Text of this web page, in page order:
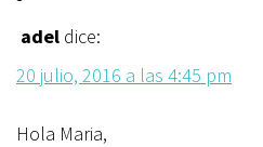
adel dice:
20 julio, 2016 a las 4:45 pm
Hola Maria,